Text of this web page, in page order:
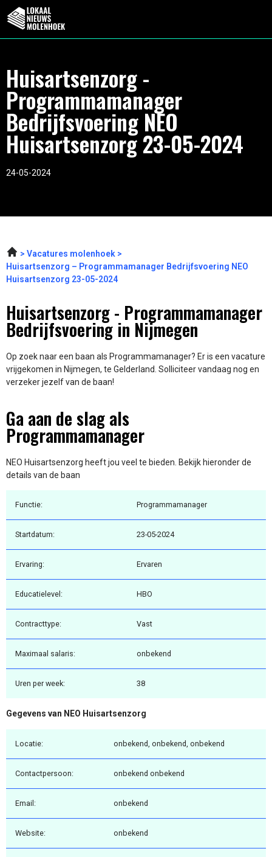
Huisartsenzorg -
Programmamanager
Bedrijfsvoering NEO
Huisartsenzorg 23-05-2024
24-05-2024
Vacatures molenhoek
Huisartsenzorg – Programmamanager Bedrijfsvoering NEO
Huisartsenzorg 23-05-2024
Huisartsenzorg - Programmamanager
Bedrijfsvoering in Nijmegen
Op zoek naar een baan als Programmamanager? Er is een vacature
vrijgekomen in Nijmegen, te Gelderland. Solliciteer vandaag nog en
verzeker jezelf van de baan!
Ga aan de slag als
Programmamanager
NEO Huisartsenzorg heeft jou veel te bieden. Bekijk hieronder de
details van de baan
Functie: Programmamanager
Startdatum: 23-05-2024
Ervaring: Ervaren
Educatielevel: HBO
Contracttype: Vast
Maximaal salaris: onbekend
Uren per week: 38
Gegevens van NEO Huisartsenzorg
Locatie: onbekend, onbekend, onbekend
Contactpersoon: onbekend onbekend
Email: onbekend
Website: onbekend